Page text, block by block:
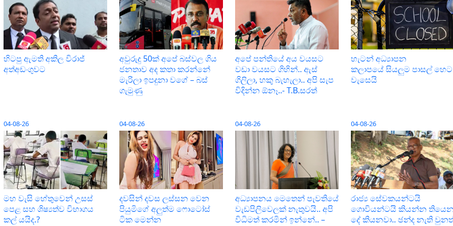
හිටපු ඇමති අකිල විරාජ්
අත්අඩංගුවට
අවුරුදු 50ක් අපේ බස්වල ගිය
ජනතාව අද කතා කරන්නේ
මැරිලා ඉපදුනා වගේ – බස්
ගැමුණු
අපේ පන්තියේ අය වයසට
වඩා වයසට ගිහින්.. ඇස්
ගිලිලා, හකු බැහැලා.. අපි සැප
විදින්න ඕනෑ..- T.B.සරත්
හැටන් අධ්‍යාපන
කලාපයේ සියලුම පාසල් හෙට
වැසෙයි
04-08-26
මහ වැසි හේතුවෙන් උසස්
පෙළ සහ ශිෂ්‍යත්ව විභාගය
කල් යයිද.?
04-08-26
දවසින් දවස ලස්සන වෙන
පියුමිගේ අලුත්ම ෆොටෝස්
ටික මෙන්න
04-08-26
අධ්‍යාපනය මෙතෙන් පැවතියේ
වැඩපිලිවෙලක් නැතුවයි.. අපි
විධිමත් කරමින් ඉන්නේ.. –
04-08-26
රාජ්‍ය සේවකයන්ටයි
ගොවියන්ටයි කියන්න
දේ කියනවා.. ඡන්ද නැති